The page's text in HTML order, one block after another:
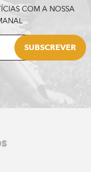
COM A NOSSA